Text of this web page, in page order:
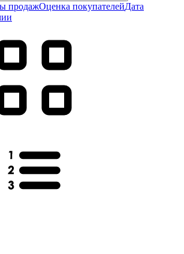
продажОценка покупателейДата